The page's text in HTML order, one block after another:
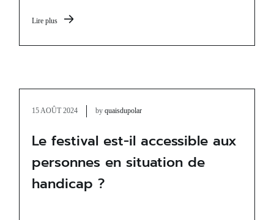
Lire plus
15 AOÛT 2024 byquaisdupolar
Le festival est-il accessible aux
personnes en situation de
handicap ?